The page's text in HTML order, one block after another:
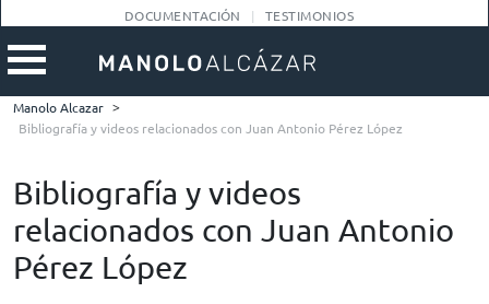
DOCUMENTACIÓN TESTIMONIOS
Manolo Alcazar >
Bibliografía y videos relacionados con Juan Antonio Pérez López
Bibliografía y videos
relacionados con Juan Antonio
Pérez López